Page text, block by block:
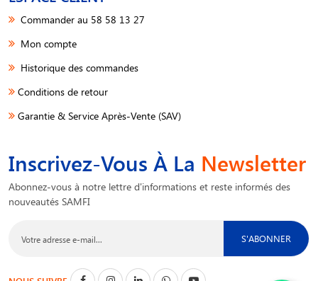
Commander au 58 58 13 27
Mon compte
Historique des commandes
Conditions de retour
Garantie & Service Après-Vente (SAV)
Inscrivez-Vous À La Newsletter
Abonnez-vous à notre lettre d'informations et reste informés des
nouveautés SAMFI
S'ABONNER